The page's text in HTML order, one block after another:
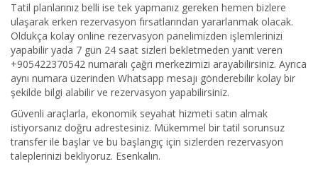
Tatil planlarınız belli ise tek yapmanız gereken hemen bizlere
ulaşarak erken rezervasyon fırsatlarından yararlanmak olacak.
Oldukça kolay online rezervasyon panelimizden işlemlerinizi
yapabilir yada 7 gün 24 saat sizleri bekletmeden yanıt veren
+905422370542 numaralı çağrı merkezimizi arayabilirsiniz. Ayrıca
aynı numara üzerinden Whatsapp mesajı gönderebilir kolay bir
şekilde bilgi alabilir ve rezervasyon yapabilirsiniz.
Güvenli araçlarla, ekonomik seyahat hizmeti satın almak
istiyorsanız doğru adrestesiniz. Mükemmel bir tatil sorunsuz
transfer ile başlar ve bu başlangıç için sizlerden rezervasyon
taleplerinizi bekliyoruz. Esenkalın.